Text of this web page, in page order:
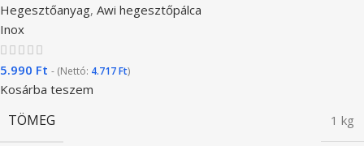
Hegesztőanyag, Awi hegesztőpálca
Inox
5.990 Ft - (Nettó: 4.717Ft)
Kosárba teszem
TÖMEG 1 kg